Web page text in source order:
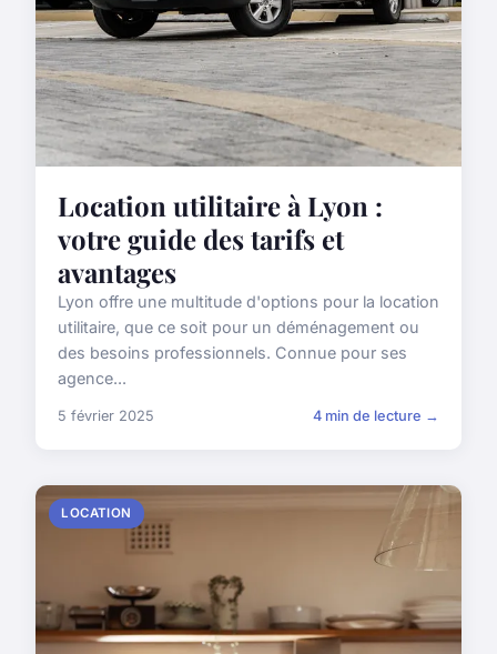
Location utilitaire à Lyon :
votre guide des tarifs et
avantages
Lyon offre une multitude d'options pour la location
utilitaire, que ce soit pour un déménagement ou
des besoins professionnels. Connue pour ses
agence...
5 février 2025 4 min de lecture →
LOCATION